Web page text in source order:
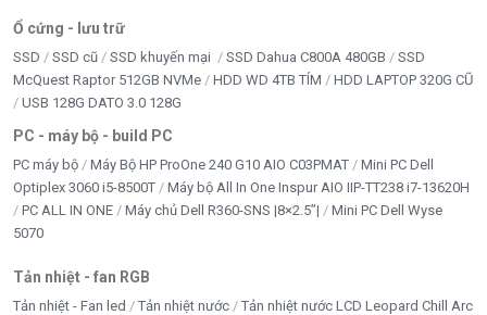
Ổ cứng - lưu trữ
SSD SSD cũ SSD khuyến mại SSD Dahua C800A 480GB
SSD
McQuest Raptor 512GB NVMe
HDD WD 4TB TÍM
HDD LAPTOP 320G CŨ
USB 128G DATO 3.0 128G
PC - máy bộ - build PC
PC máy bộ Máy Bộ HP ProOne 240 G10 AIO C03PMAT
Mini PC Dell
Optiplex 3060 i5-8500T
Máy bộ All In One Inspur AIO IIP-TT238 i7-13620H
PC ALL IN ONE
Máy chủ Dell R360-SNS |8×2.5”|
Mini PC Dell Wyse
5070
Tản nhiệt - fan RGB
Tản nhiệt - Fan led Tản nhiệt nước
Tản nhiệt nước LCD Leopard Chill Arc